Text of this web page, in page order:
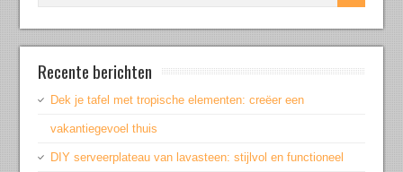
Recente berichten
Dek je tafel met tropische elementen: creëer een
vakantiegevoel thuis
DIY serveerplateau van lavasteen: stijlvol en functioneel